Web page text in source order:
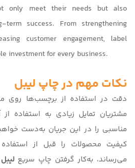
only meet their needs but also
success. From strengthening
customer engagement, label
investment for every business.
نکات مهم در چاپ لیبل
دقت در استفاده از برچسب‌ها روی
مشتریان تمایل زیادی به استفاده
مناسبی را در این جریان به‌دست
کیفیت محصولات را قبل از
می‌رساند، به‌کار گرفتن چاپ سریعلیبل